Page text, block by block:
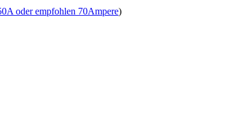
oder empfohlen 70Ampere)